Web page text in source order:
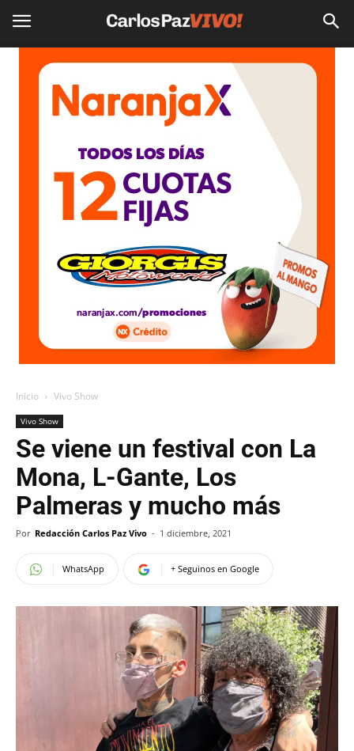
Inicio Vivo Show
Vivo Show
Se viene un festival con La
Mona, L-Gante, Los
Palmeras y mucho más
Por Redacción Carlos Paz Vivo - 1 diciembre, 2021
WhatsApp + Seguinos en Google